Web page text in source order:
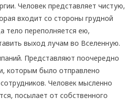
Человек представляет чистую,
входит со стороны грудной
тело переполняется ею,
выход лучам во Вселенную.
Представляют поочередно
которым было отправлено
Человек мысленно
посылает от собственного